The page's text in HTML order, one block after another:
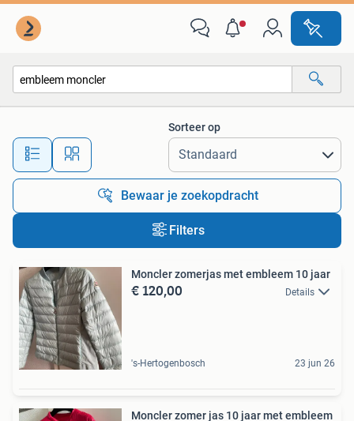
Alle afstanden…
Sorteer op
Bewaar je zoekopdracht
Filters
Moncler zomerjas met embleem 10 jaar
€ 120,00 Details
's-Hertogenbosch 23 jun 26
Moncler zomer jas 10 jaar met embleem